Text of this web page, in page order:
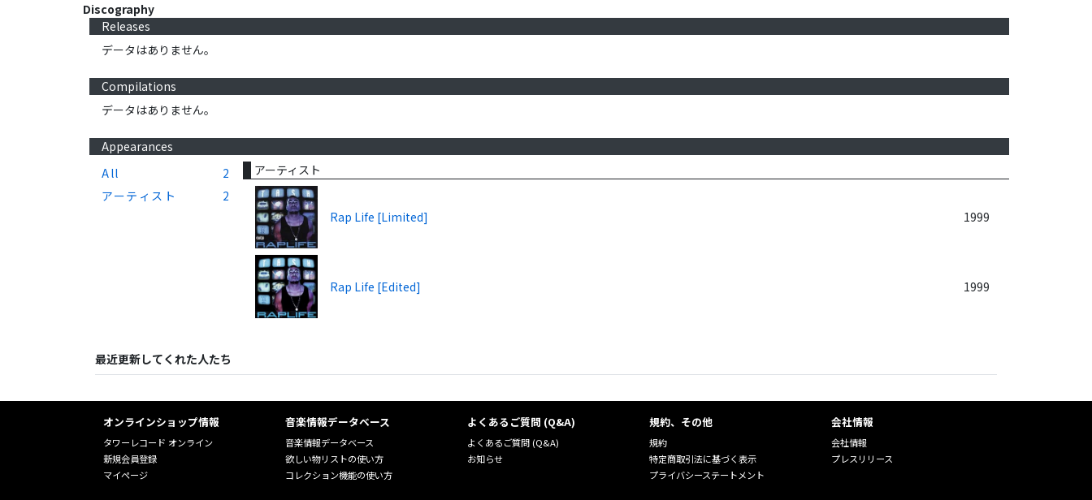
Discography
Releases
データはありません。
Compilations
データはありません。
Appearances
All
2
アーティスト
2
アーティスト
Rap Life [Limited] 1999
Rap Life [Edited] 1999
最近更新してくれた人たち
オンラインショップ情報
タワーレコード オンライン
新規会員登録
マイページ
音楽情報データベース
音楽情報データベース
欲しい物リストの使い方
コレクション機能の使い方
よくあるご質問 (Q&A)
よくあるご質問 (Q&A)
お知らせ
規約、その他
規約
特定商取引法に基づく表示
プライバシーステートメント
会社情報
会社情報
プレスリリース